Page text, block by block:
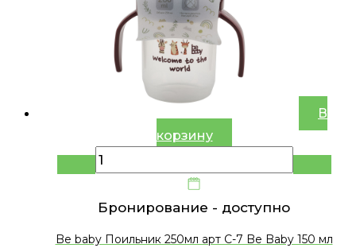
В
корзину
Бронирование - доступно
Be baby Поильник 250мл арт C-7 Be Baby 150 мл